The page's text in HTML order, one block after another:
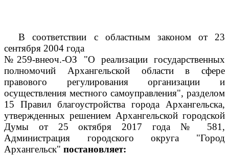
В соответствии с областным законом от 23
сентября 2004 года
№259-внеоч.-ОЗ "О реализации государственных
полномочий Архангельской области в сфере
правового регулирования организации и
осуществления местного самоуправления", разделом
15 Правил благоустройства города Архангельска,
утвержденных решением Архангельской городской
Думы от 25 октября 2017 года № 581,
Администрация городского округа "Город
Архангельск" постановляет: